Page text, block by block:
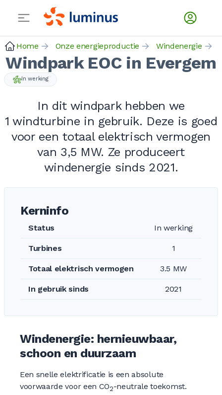
Home Onze energieproductie Windenergie
Windpark EOC in Evergem
In werking
In dit windpark hebben we
1 windturbine in gebruik. Deze is goed
voor een totaal elektrisch vermogen
van 3,5 MW. Ze produceert
windenergie sinds 2021.
Kerninfo
Status In werking
Turbines 1
Totaal elektrisch vermogen 3.5 MW
In gebruik sinds 2021
Windenergie: hernieuwbaar,
schoon en duurzaam
Een snelle elektrificatie is een absolute
voorwaarde voor een CO2-neutrale toekomst.